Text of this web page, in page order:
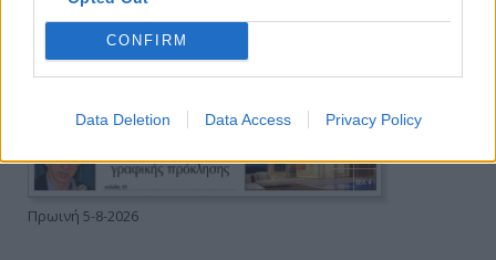
CONFIRM
Data Deletion Data Access Privacy Policy
Πρωινή 5-8-2026